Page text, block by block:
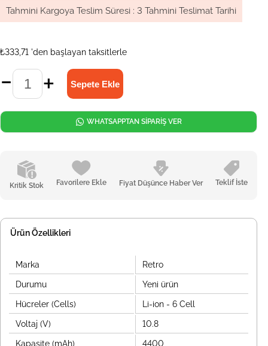
Tahmini Kargoya Teslim Süresi : 3 Tahmini Teslimat Tarihi
₺333,71 'den başlayan taksitlerle
Kritik Stok Favorilere Ekle Fiyat Düşünce Haber Ver Teklif İste
WHATSAPPTAN SİPARİŞ VER
Ürün Özellikleri
Marka Retro
Durumu Yeni ürün
Hücreler (Cells) Li-ion - 6 Cell
Voltaj (V) 10.8
Kapasite (mAh) 4400